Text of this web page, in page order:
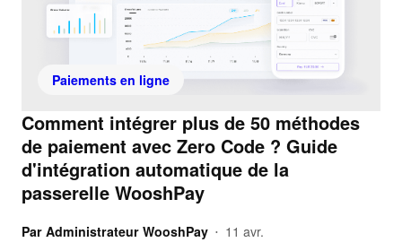
Paiements en ligne
Comment intégrer plus de 50 méthodes
de paiement avec Zero Code ? Guide
d'intégration automatique de la
passerelle WooshPay
Par Administrateur WooshPay • 11 avr.